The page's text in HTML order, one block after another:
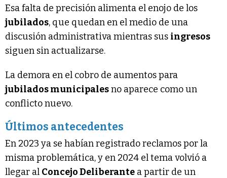
Esa falta de precisión alimenta el enojo de los
jubilados, que quedan en el medio de una
discusión administrativa mientras sus ingresos
siguen sin actualizarse.
La demora en el cobro de aumentos para
jubilados municipalesno aparece como un
conflicto nuevo.
Últimos antecedentes
En 2023 ya se habían registrado reclamos por la
misma problemática, y en 2024 el tema volvió a
llegar al Concejo Deliberante a partir de un